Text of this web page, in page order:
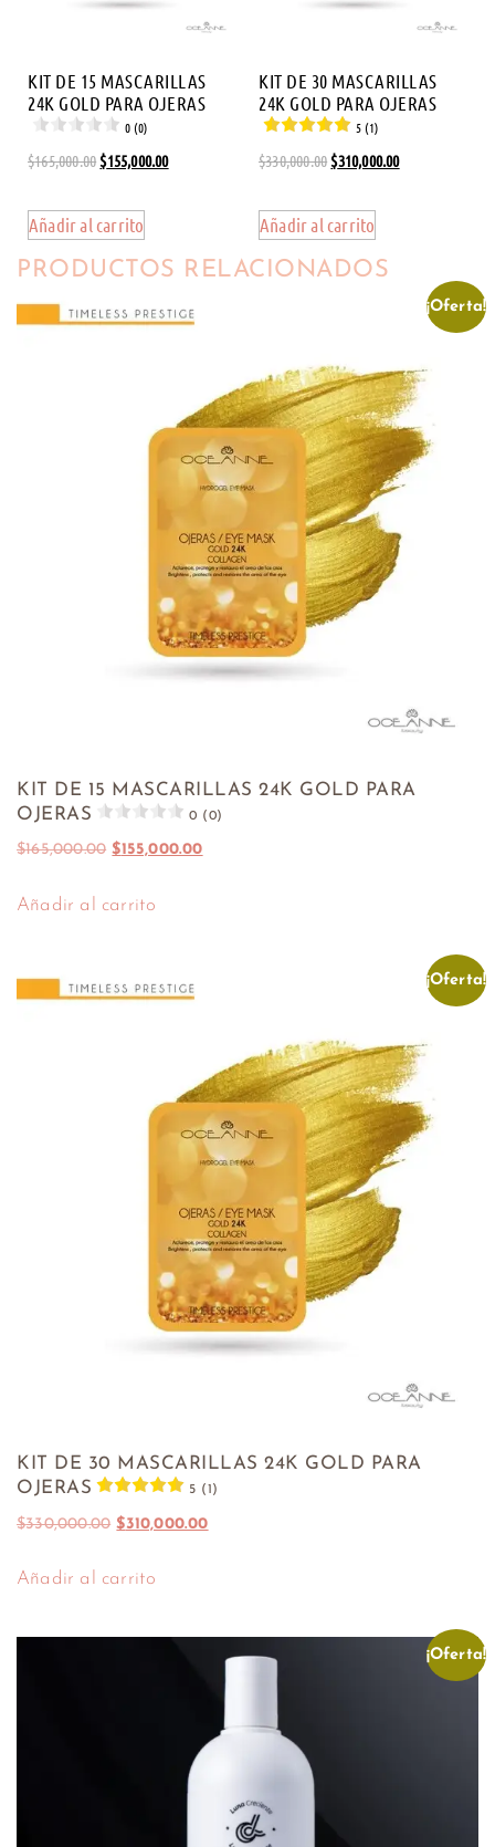
KIT DE 15 MASCARILLAS
24K GOLD PARA OJERAS
0 (0)
$165,000.00 $155,000.00
Añadir al carrito
KIT DE 30 MASCARILLAS
24K GOLD PARA OJERAS
5 (1)
$330,000.00 $310,000.00
Añadir al carrito
PRODUCTOS RELACIONADOS
¡Oferta!
KIT DE 15 MASCARILLAS 24K GOLD PARA
OJERAS
0 (0)
$165,000.00 $155,000.00
Añadir al carrito
¡Oferta!
KIT DE 30 MASCARILLAS 24K GOLD PARA
OJERAS
5 (1)
$330,000.00 $310,000.00
Añadir al carrito
¡Oferta!